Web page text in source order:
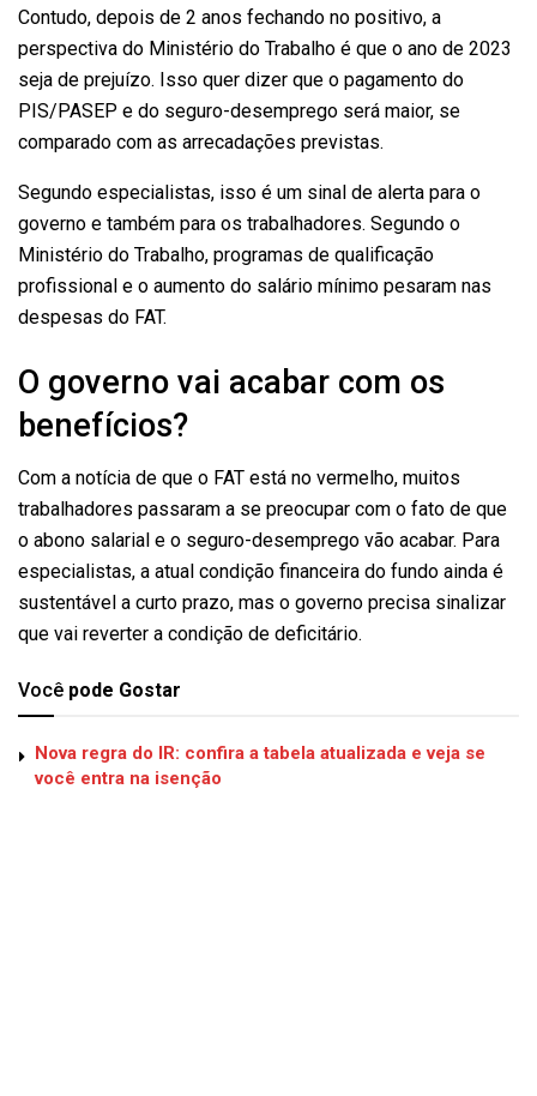
Contudo, depois de 2 anos fechando no positivo, a
perspectiva do Ministério do Trabalho é que o ano de 2023
seja de prejuízo. Isso quer dizer que o pagamento do
PIS/PASEP e do seguro-desemprego será maior, se
comparado com as arrecadações previstas.
Segundo especialistas, isso é um sinal de alerta para o
governo e também para os trabalhadores. Segundo o
Ministério do Trabalho, programas de qualificação
profissional e o aumento do salário mínimo pesaram nas
despesas do FAT.
O governo vai acabar com os
benefícios?
Com a notícia de que o FAT está no vermelho, muitos
trabalhadores passaram a se preocupar com o fato de que
o abono salarial e o seguro-desemprego vão acabar. Para
especialistas, a atual condição financeira do fundo ainda é
sustentável a curto prazo, mas o governo precisa sinalizar
que vai reverter a condição de deficitário.
Você pode Gostar
Nova regra do IR: confira a tabela atualizada e veja se
você entra na isenção